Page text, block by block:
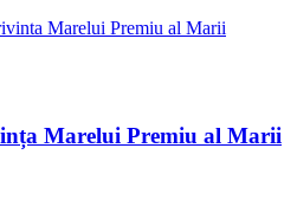
Marelui Premiu al Marii